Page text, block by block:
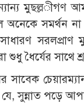
মুছল্ল­ীগণ
অনেকে সমর্থন
সাধারণ
ধৈর্যের সাথে
সাবেক
যে, সুন্নাত পড়ে